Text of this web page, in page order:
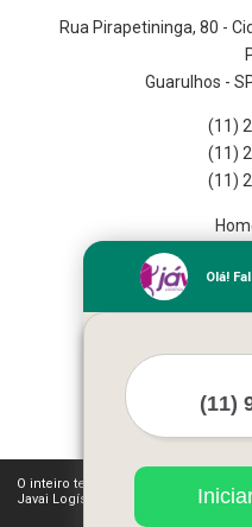
Rua Pirapetininga, 80 -
Guarulhos -
(11)
(11)
(11)
O inteiro teor deste site está sujeito
Javai Logística Fulfillment (Lei 9610
Olá!